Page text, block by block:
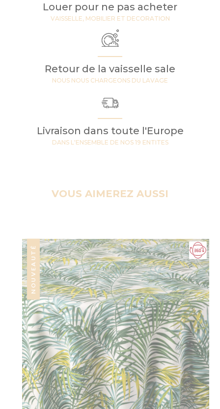
Louer pour ne pas acheter
VAISSELLE, MOBILIER ET DECORATION
Retour de la vaisselle sale
NOUS NOUS CHARGEONS DU LAVAGE
Livraison dans toute l'Europe
DANS L'ENSEMBLE DE NOS 19 ENTITES
VOUS AIMEREZ AUSSI
NOUVEAUTÉ